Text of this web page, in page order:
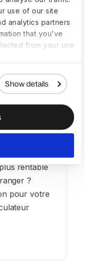
use of our site
analytics partners
that you’ve
from your use
Show details
of
rentable
?
pour votre